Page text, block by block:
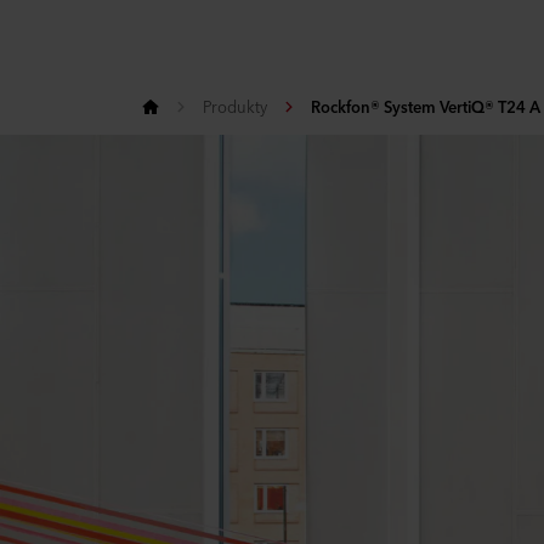
Produkty Rockfon® System VertiQ® T24